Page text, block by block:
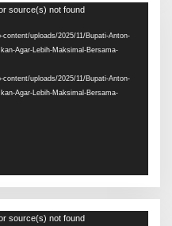
source(s) not found
uploads/2025/11/Bupati-Anton-
Agar-Lebih-Maksimal-Bersama-
uploads/2025/11/Bupati-Anton-
Agar-Lebih-Maksimal-Bersama-
source(s) not found